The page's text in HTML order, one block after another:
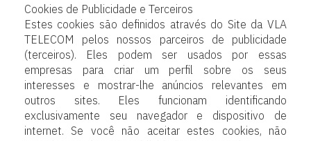
Cookies de Publicidade e Terceiros
Estes cookies são definidos através do Site da VLA
TELECOM pelos nossos parceiros de publicidade
(terceiros). Eles podem ser usados por essas
empresas para criar um perfil sobre os seus
interesses e mostrar-lhe anúncios relevantes em
outros sites. Eles funcionam identificando
exclusivamente seu navegador e dispositivo de
internet. Se você não aceitar estes cookies, não